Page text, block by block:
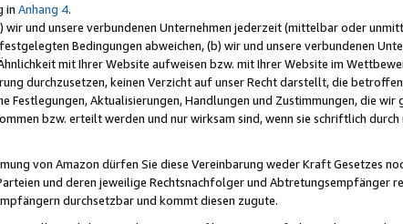
in Anhang 4.
wir und unsere verbundenen Unternehmen jederzeit (mittelbar oder
Bedingungen abweichen, (b) wir und unsere verbundenen
mit Ihrer Website aufweisen bzw. mit Ihrer Website im
durchzusetzen, keinen Verzicht auf unser Recht darstellt, die
Festlegungen, Aktualisierungen, Handlungen und Zustimmungen, die wir
bzw. erteilt werden und nur wirksam sind, wenn sie schriftlich
von Amazon dürfen Sie diese Vereinbarung weder Kraft Gesetzes
und deren jeweilige Rechtsnachfolger und Abtretungsempfänger
durchsetzbar und kommt diesen zugute.